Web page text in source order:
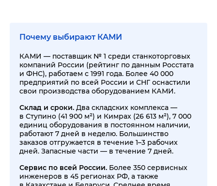
Почему выбирают КАМИ
КАМИ — поставщик № 1 среди станкоторговых
компаний России (рейтинг по данным Росстата
и ФНС), работаем с 1991 года. Более 40 000
предприятий по всей России и СНГ оснастили
свои производства оборудованием КАМИ.
Склад и сроки. Два складских комплекса —
в Ступино (41 900 м²) и Кимрах (26 613 м²), 7 000
единиц оборудования в постоянном наличии,
работают 7 дней в неделю. Большинство
заказов отгружается в течение 1–3 рабочих
дней. Запасные части — в течение 7 дней.
Сервис по всей России. Более 350 сервисных
инженеров в 45 регионах РФ, а также